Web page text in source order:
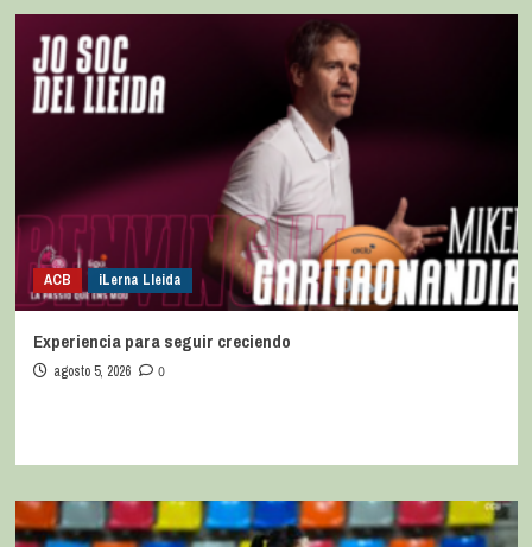
ACB iLerna Lleida
Experiencia para seguir creciendo
agosto 5, 2026 0